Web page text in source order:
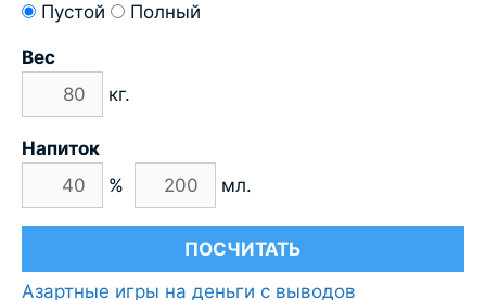
Пустой
Полный
Вес
кг.
Напиток
%
мл.
Азартные игры на деньги с выводов